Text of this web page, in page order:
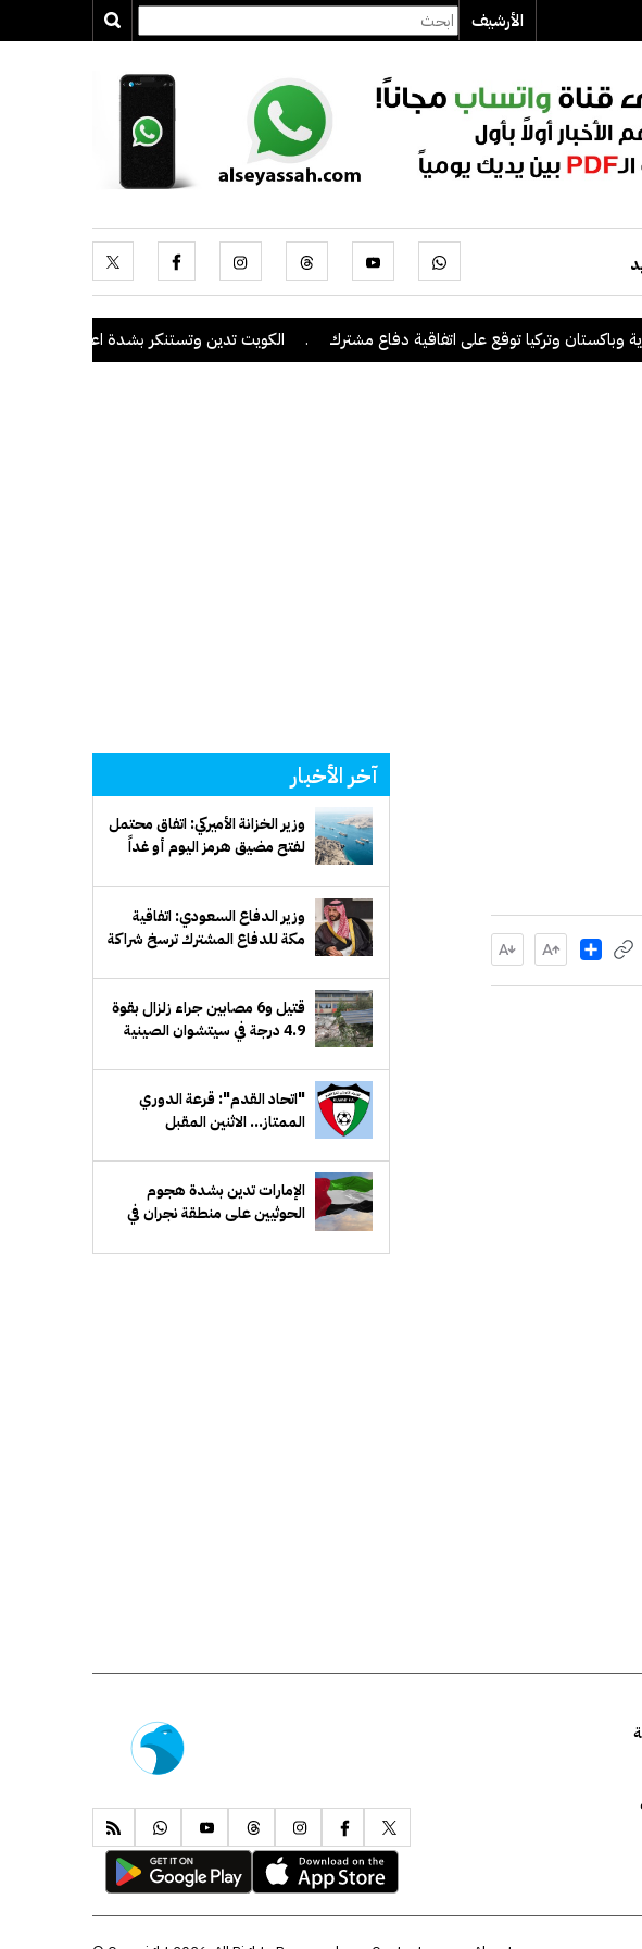
الأرشيف
وتركيا توقع على اتفاقية دفاع مشترك . الكويت تدين وتستنكر بشدة اعتداءات ميليشيا
Share
آخر الأخبار
وزير الخزانة الأميركي: اتفاق محتمل
لفتح مضيق هرمز اليوم أو غداً
وزير الدفاع السعودي: اتفاقية
مكة للدفاع المشترك ترسخ شراكة
قتيل و6 مصابين جراء زلزال بقوة
4.9 درجة في سيتشوان الصينية
"اتحاد القدم": قرعة الدوري
الممتاز... الاثنين المقبل
الإمارات تدين بشدة هجوم
الحوثيين على منطقة نجران في